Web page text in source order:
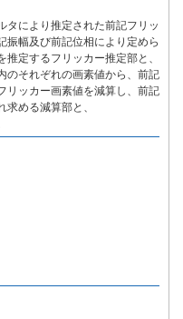
タにより推定された前記フリッ
振幅及び前記位相により定めら
定するフリッカー推定部と、
のそれぞれの画素値から、前記
リッカー画素値を減算し、前記
める減算部と、